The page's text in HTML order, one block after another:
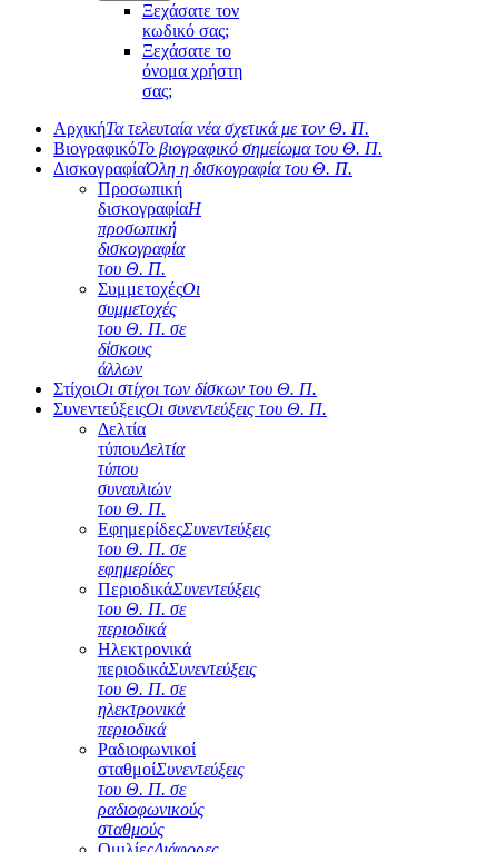
Ξεχάσατε τον
κωδικό σας;
Ξεχάσατε το
όνομα χρήστη
σας;
ΑρχικήΤα τελευταία νέα σχετικά με τον Θ. Π.
ΒιογραφικόΤο βιογραφικό σημείωμα του Θ. Π.
ΔισκογραφίαΌλη η δισκογραφία του Θ. Π.
Προσωπική
δισκογραφίαΗ
προσωπική
δισκογραφία
του Θ. Π.
ΣυμμετοχέςΟι
συμμετοχές
του Θ. Π. σε
δίσκους
άλλων
ΣτίχοιΟι στίχοι των δίσκων του Θ. Π.
ΣυνεντεύξειςΟι συνεντεύξεις του Θ. Π.
Δελτία
τύπουΔελτία
τύπου
συναυλιών
του Θ. Π.
ΕφημερίδεςΣυνεντεύξεις
του Θ. Π. σε
εφημερίδες
ΠεριοδικάΣυνεντεύξεις
του Θ. Π. σε
περιοδικά
Ηλεκτρονικά
περιοδικάΣυνεντεύξεις
του Θ. Π. σε
ηλεκτρονικά
περιοδικά
Ραδιοφωνικοί
σταθμοίΣυνεντεύξεις
του Θ. Π. σε
ραδιοφωνικούς
σταθμούς